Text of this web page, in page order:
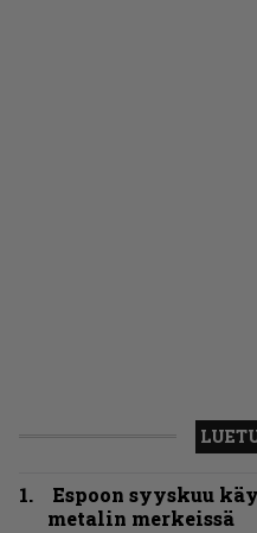
Espoon syyskuu
metalin merkeissä